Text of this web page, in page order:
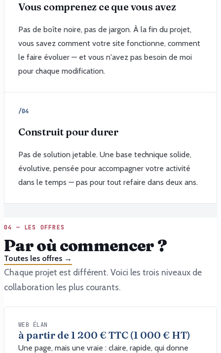
Vous comprenez ce que vous avez
Pas de boîte noire, pas de jargon. À la fin du projet,
vous savez comment votre site fonctionne, comment
le faire évoluer — et vous n'avez pas besoin de moi
pour chaque modification.
/04
Construit pour durer
Pas de solution jetable. Une base technique solide,
évolutive, pensée pour accompagner votre activité
dans le temps — pas pour tout refaire dans deux ans.
04 — LES OFFRES
Par où commencer ?
Toutes les offres →
Chaque projet est différent. Voici les trois niveaux de
collaboration les plus courants.
WEB ÉLAN
à partir de 1 200 € TTC (1 000 € HT)
Une page, mais une vraie : claire, rapide, qui donne